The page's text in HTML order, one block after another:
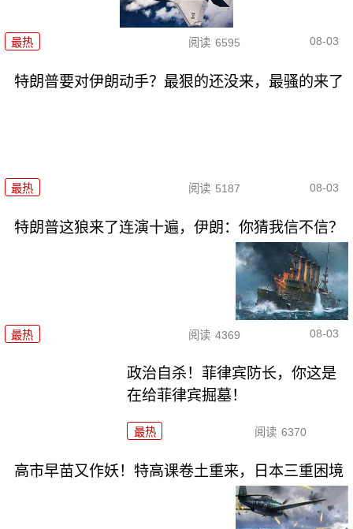
最热 阅读 6595 08-03
特朗普要对伊朗动手？最狠的还没来，最骚的来了
最热 阅读 5187 08-03
特朗普这狼来了连演十遍，伊朗：你猜我信不信？
最热 阅读 4369 08-03
政治自杀！菲律宾防长，你这是
在给菲律宾掘墓！
最热 阅读 6370
高市早苗又作妖！特高课卷土重来，日本三重困境